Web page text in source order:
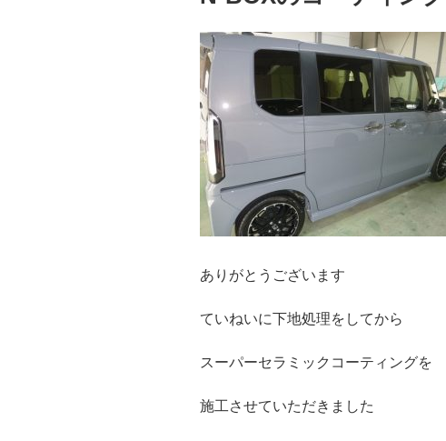
ありがとうございます
ていねいに下地処理をしてから
スーパーセラミックコーティングを
施工させていただきました